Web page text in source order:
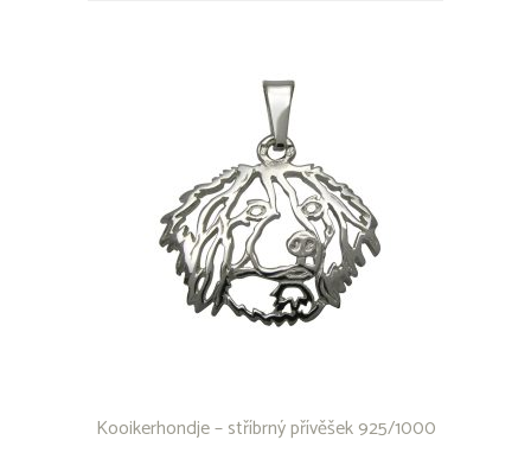
Bordouxská doga
Cane CorsoKooikerhondje – stříbrný přívěšek 925/1000